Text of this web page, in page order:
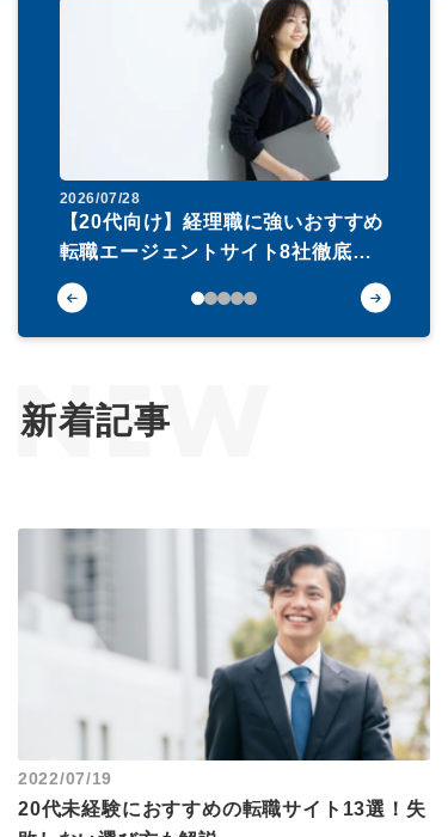
2026/07/28
【20代向け】経理職に強いおすすめ
転職エージェントサイト8社徹底比
較
新着記事
2022/07/19
20代未経験におすすめの転職サイト13選！失